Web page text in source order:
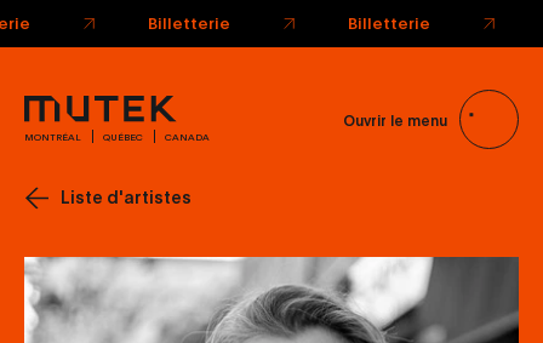
MONTRÉAL QUÉBEC CANADA
Ouvrir le menu
Liste d'artistes